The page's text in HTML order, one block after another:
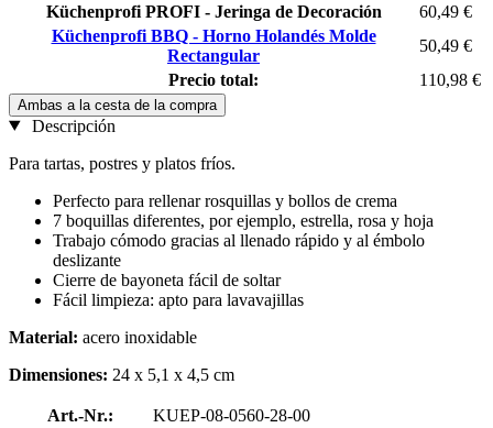
Küchenprofi PROFI - Jeringa de Decoración
60,49 €
Küchenprofi BBQ - Horno Holandés Molde
Rectangular
50,49 €
Precio total:
110,98 €
Ambas a la cesta de la compra
Descripción
Para tartas, postres y platos fríos.
Perfecto para rellenar rosquillas y bollos de crema
7 boquillas diferentes, por ejemplo, estrella, rosa y hoja
Trabajo cómodo gracias al llenado rápido y al émbolo
deslizante
Cierre de bayoneta fácil de soltar
Fácil limpieza: apto para lavavajillas
Material: acero inoxidable
Dimensiones: 24 x 5,1 x 4,5 cm
Art.-Nr.:
KUEP-08-0560-28-00